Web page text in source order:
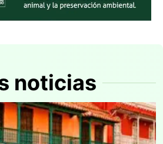
noticias